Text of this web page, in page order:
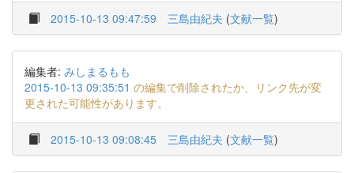
2015-10-13 09:47:59 三島由紀夫 (文献一覧)
編集者: みしまるもも
2015-10-13 09:35:51 の編集で削除されたか、リンク先が変
更された可能性があります。
2015-10-13 09:08:45 三島由紀夫 (文献一覧)